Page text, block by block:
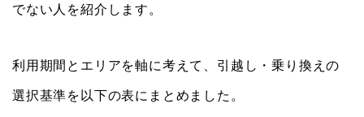
でない人を紹介します。
利用期間とエリアを軸に考えて、引越し・乗り換えの
選択基準を以下の表にまとめました。